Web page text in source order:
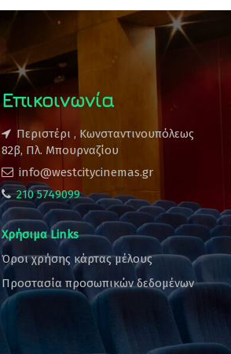
Επικοινωνία
Περιστέρι , Κωνσταντινουπόλεως
82β, Πλ. Μπουρναζίου
info@westcitycinemas.gr
210 5749099
Χρήσιμα Links
Όροι χρήσης κάρτας μέλους
Προστασία προσωπικών δεδομένων